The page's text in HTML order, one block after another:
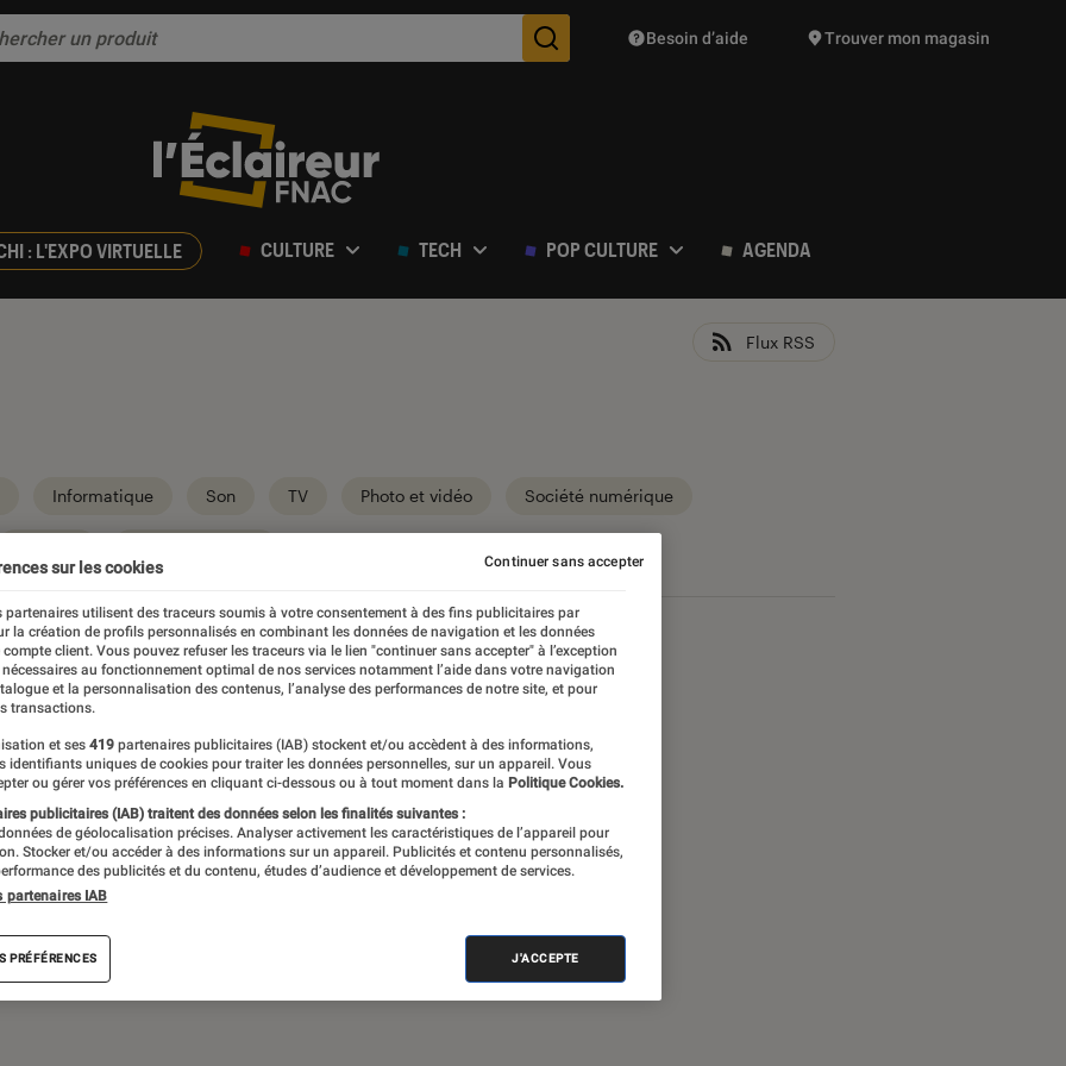
Des suggestions de produits vont vous être proposées
Besoin d’aide Trouver mon magasin
: L'EXPO VIRTUELLE CULTURE TECH POP CULTURE AGENDA
Flux RSS
Informatique Son TV Photo et vidéo Société numérique
audio, objets connectés… l’Éclaireur
l’actualité Tech décryptée, de nombreux
des tests de produits, réalisés par le
sur les cookies
partenaires utilisent des traceurs soumis à votre consentement à des fins publicitaires par
la création de profils personnalisés en combinant les données de navigation et les données
compte client. Vous pouvez refuser les traceurs via le lien "continuer sans accepter" à l’exception
au fonctionnement optimal de nos services notamment l’aide dans votre navigation
et la personnalisation des contenus, l’analyse des performances de notre site, et pour
transactions.
et ses 419 partenaires publicitaires (IAB) stockent et/ou accèdent à des informations,
identifiants uniques de cookies pour traiter les données personnelles, sur un appareil. Vous
ou gérer vos préférences en cliquant ci-dessous ou à tout moment dans la Politique Cookies.
publicitaires (IAB) traitent des données selon les finalités suivantes :
de géolocalisation précises. Analyser activement les caractéristiques de l’appareil pour
Stocker et/ou accéder à des informations sur un appareil. Publicités et contenu personnalisés,
des publicités et du contenu, études d’audience et développement de services.
partenaires IAB
PRÉFÉRENCES J'ACCEPTE
Continuer sans accepter